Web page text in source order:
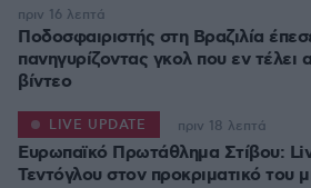
Ποδοσφαιριστής στη Βραζιλία
πανηγυρίζοντας γκολ που εν τέλει
βίντεο
πριν 16 λεπτά
Ευρωπαϊκό Πρωτάθλημα Στίβου:
Τεντόγλου στον προκριματικό του
LIVE UPDATE πριν 18 λεπτά